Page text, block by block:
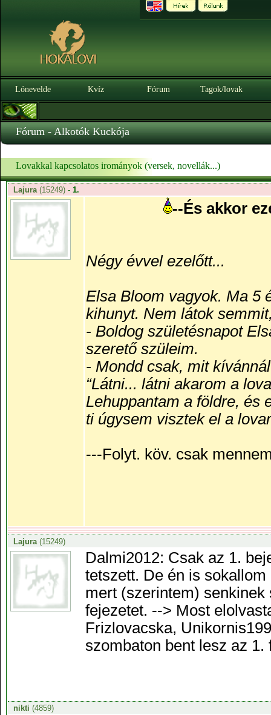
Lónevelde Kvíz Fórum Tagok/lovak
Fórum - Alkotók Kuckója
Lovakkal kapcsolatos irományok (versek, novellák...)
Lajura(15249) - 1.
--És akkor
Négy évvel ezelőtt...
Elsa Bloom vagyok. Ma 5
kihunyt. Nem látok
- Boldog születésnapot
szerető szüleim.
- Mondd csak, mit
“Látni... látni akarom a
Lehuppantam a földre, és
ti úgysem visztek el a
---Folyt. köv. csak
Lajura(15249)
Dalmi2012: Csak az 1.
tetszett. De én is
mert (szerintem)
fejezetet. --> Most
Frizlovacska,
szombaton bent lesz az 1.
nikti (4859)